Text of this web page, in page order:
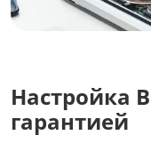
Настройка
гарантией